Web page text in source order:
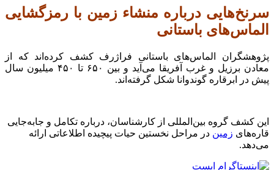
سرنخ‌هایی درباره منشاء زمین با رمزگشایی
الماس‌های باستانی
پژوهشگران الماس‌های باستانی فراژرف کشف کرده‌اند که از
معادن برزیل و غرب آفریقا می‌آید و بین ۶۵۰ تا ۴۵۰ میلیون سال
پیش در ابرقاره گوندوانا شکل گرفته‌اند.
این کشف گروه بین‌المللی از کارشناسان، درباره تکامل و جابه‌جایی
قاره‌های زمین در مراحل نخستین حیات پیچیده اطلاعاتی ارائه
می‌دهد.